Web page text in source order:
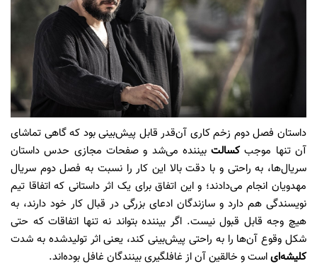
داستان فصل دوم زخم کاری آن‌قدر قابل پیش‌بینی بود که گاهی تماشای
آن تنها موجبکسالتبیننده می‌شد و صفحات مجازی حدس داستان
سریال‌ها، به راحتی و با دقت بالا این کار را نسبت به فصل دوم سریال
مهدویان انجام می‌دادند؛ و این اتفاق برای یک اثر داستانی که اتفاقا تیم
نویسندگی هم دارد و سازندگان ادعای بزرگی در قبال کار خود دارند، به
هیچ وجه قابل قبول نیست. اگر بیننده بتواند نه تنها اتفاقات که حتی
شکل وقوع آن‌ها را به راحتی پیش‌بینی کند، یعنی اثر تولیدشده به شدت
کلیشه‌ایاست و خالقین آن از غافلگیری بینندگان غافل بوده‌اند.